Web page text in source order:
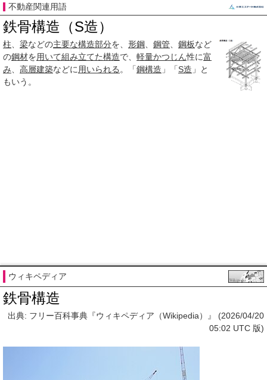
不動産関連用語
鉄骨構造（S造）
柱 梁などの主要な構造部分を、 形鋼 鋼管 鋼板など
の鋼材を用いて組み立てた構造で、 軽量かつじん性に富
み
高層建築などに 用いられる 。「鋼構造 」「S造 」と
もいう。
ウィキペディア
鉄骨構造
出典: フリー百科事典『ウィキペディア（Wikipedia）』 (2026/04/20
05:02 UTC 版)